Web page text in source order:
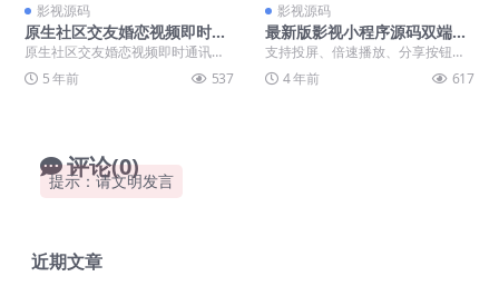
影视源码
原生社区交友婚恋视频即时通
讯双端APP源码 后端+H5源码
+Android+IOS源码
原生社区交友婚恋视频即时通讯双
端APP源码下载ONE兔2.0版 包含后
端、H5源...
5 年前 537
影视源码
最新版影视小程序源码双端源
码、APP支付宝、QQ、百
度、微信四个平台通用带教程
支持投屏、倍速播放、分享按钮、
联系客服、返回按钮，转发等等 改
源码并非泛滥的SG...
4 年前 617
评论(0)
提示：请文明发言
近期文章